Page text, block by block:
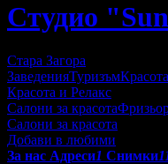
Студио
Стара Загора
ЗаведенияТуризъм
Красота и Релакс
Салони за красота
Салони за красота
Добави в любими
За нас Адреси1 Снимки